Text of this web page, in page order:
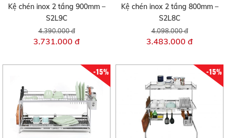
Kệ chén inox 2 tầng 900mm –
S2L9C
4.390.000 đ
3.731.000 đ
Kệ chén inox 2 tầng 800mm –
S2L8C
4.098.000 đ
3.483.000 đ
-15% -15%